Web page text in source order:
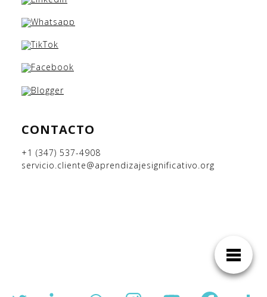
CONTACTO
+1 (347) 537-4908
servicio.cliente@aprendizajesignificativo.org